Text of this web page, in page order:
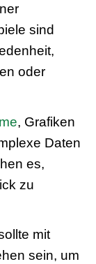
sind
oder
, Grafiken
Daten
es,
zu
mit
sein, um